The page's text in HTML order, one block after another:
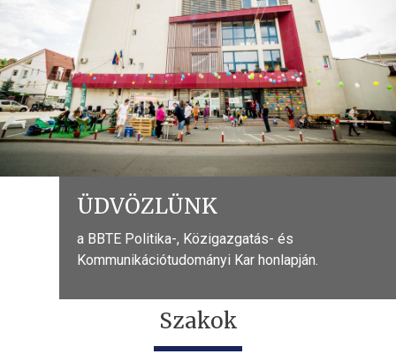
ÜDVÖZLÜNK
a BBTE Politika-, Közigazgatás- és
Kommunikációtudományi Kar honlapján.
Szakok